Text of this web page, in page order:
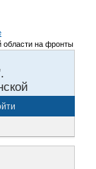
на фронты